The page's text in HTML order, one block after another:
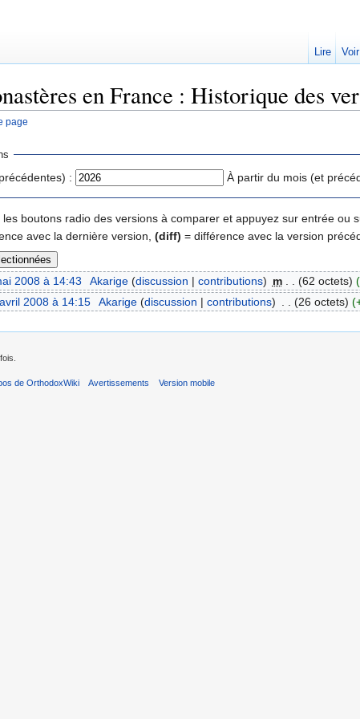
en France : Historique des
page
: À partir du mois (et
boutons radio des versions à comparer et appuyez sur entrée ou
avec la dernière version, (diff) = différence avec la version
2008 à 14:43 Akarige (discussion | contributions) m (62 octets)
2008 à 14:15 Akarige (discussion | contributions) (26 octets)
Lire
de OrthodoxWiki Avertissements Version mobile